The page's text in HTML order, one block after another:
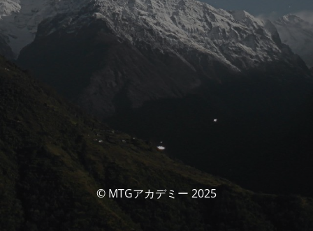
© MTGアカデミー 2025